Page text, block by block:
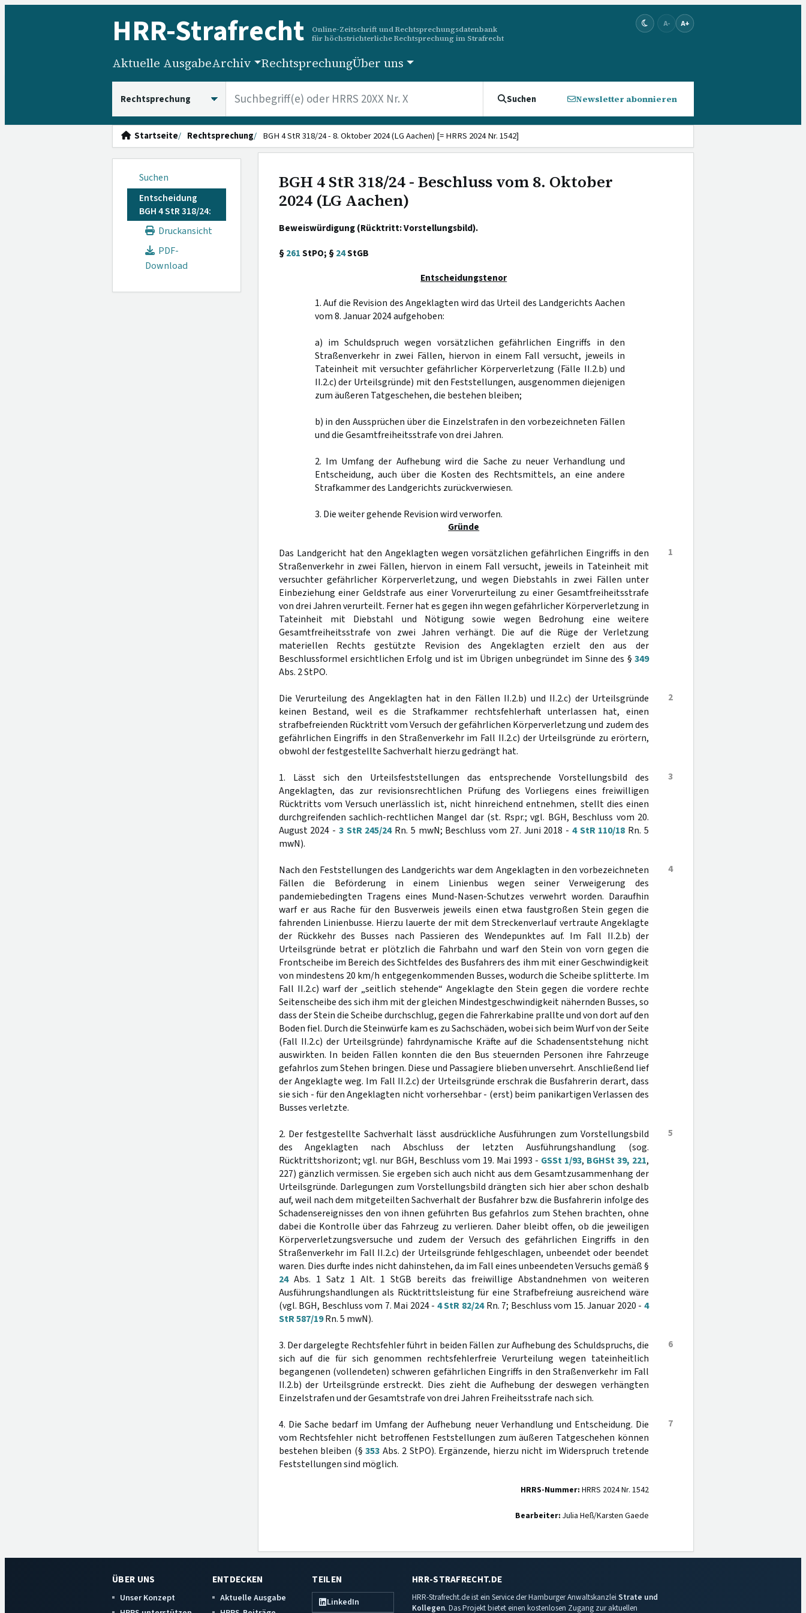
HRR-Strafrecht
Online-Zeitschrift und Rechtsprechungsdatenbank
für höchstrichterliche Rechtsprechung im Strafrecht
A- A+
Aktuelle AusgabeArchiv RechtsprechungÜber uns
Suchen Newsletter abonnieren
Startseite Rechtsprechung BGH 4 StR 318/24 - 8. Oktober 2024 (LG Aachen) [= HRRS 2024 Nr. 1542]
Suchen
Entscheidung
BGH 4 StR 318/24:
Druckansicht
PDF-
Download
BGH 4 StR 318/24 - Beschluss vom 8. Oktober
2024 (LG Aachen)
Beweiswürdigung (Rücktritt: Vorstellungsbild).
§261StPO; §24StGB
Entscheidungstenor
1. Auf die Revision des Angeklagten wird das Urteil des Landgerichts Aachen
vom 8. Januar 2024 aufgehoben:
a) im Schuldspruch wegen vorsätzlichen gefährlichen Eingriffs in den
Straßenverkehr in zwei Fällen, hiervon in einem Fall versucht, jeweils in
Tateinheit mit versuchter gefährlicher Körperverletzung (Fälle II.2.b) und
II.2.c) der Urteilsgründe) mit den Feststellungen, ausgenommen diejenigen
zum äußeren Tatgeschehen, die bestehen bleiben;
b) in den Aussprüchen über die Einzelstrafen in den vorbezeichneten Fällen
und die Gesamtfreiheitsstrafe von drei Jahren.
2. Im Umfang der Aufhebung wird die Sache zu neuer Verhandlung und
Entscheidung, auch über die Kosten des Rechtsmittels, an eine andere
Strafkammer des Landgerichts zurückverwiesen.
3. Die weiter gehende Revision wird verworfen.
Gründe
1
Das Landgericht hat den Angeklagten wegen vorsätzlichen gefährlichen Eingriffs in den
Straßenverkehr in zwei Fällen, hiervon in einem Fall versucht, jeweils in Tateinheit mit
versuchter gefährlicher Körperverletzung, und wegen Diebstahls in zwei Fällen unter
Einbeziehung einer Geldstrafe aus einer Vorverurteilung zu einer Gesamtfreiheitsstrafe
von drei Jahren verurteilt. Ferner hat es gegen ihn wegen gefährlicher Körperverletzung in
Tateinheit mit Diebstahl und Nötigung sowie wegen Bedrohung eine weitere
Gesamtfreiheitsstrafe von zwei Jahren verhängt. Die auf die Rüge der Verletzung
materiellen Rechts gestützte Revision des Angeklagten erzielt den aus der
Beschlussformel ersichtlichen Erfolg und ist im Übrigen unbegründet im Sinne des § 349
Abs. 2 StPO.
2
Die Verurteilung des Angeklagten hat in den Fällen II.2.b) und II.2.c) der Urteilsgründe
keinen Bestand, weil es die Strafkammer rechtsfehlerhaft unterlassen hat, einen
strafbefreienden Rücktritt vom Versuch der gefährlichen Körperverletzung und zudem des
gefährlichen Eingriffs in den Straßenverkehr im Fall II.2.c) der Urteilsgründe zu erörtern,
obwohl der festgestellte Sachverhalt hierzu gedrängt hat.
3
1. Lässt sich den Urteilsfeststellungen das entsprechende Vorstellungsbild des
Angeklagten, das zur revisionsrechtlichen Prüfung des Vorliegens eines freiwilligen
Rücktritts vom Versuch unerlässlich ist, nicht hinreichend entnehmen, stellt dies einen
durchgreifenden sachlich-rechtlichen Mangel dar (st. Rspr.; vgl. BGH, Beschluss vom 20.
August 2024 - 3 StR 245/24Rn. 5 mwN; Beschluss vom 27. Juni 2018 - 4 StR 110/18 Rn. 5
mwN).
4
Nach den Feststellungen des Landgerichts war dem Angeklagten in den vorbezeichneten
Fällen die Beförderung in einem Linienbus wegen seiner Verweigerung des
pandemiebedingten Tragens eines Mund-Nasen-Schutzes verwehrt worden. Daraufhin
warf er aus Rache für den Busverweis jeweils einen etwa faustgroßen Stein gegen die
fahrenden Linienbusse. Hierzu lauerte der mit dem Streckenverlauf vertraute Angeklagte
der Rückkehr des Busses nach Passieren des Wendepunktes auf. Im Fall II.2.b) der
Urteilsgründe betrat er plötzlich die Fahrbahn und warf den Stein von vorn gegen die
Frontscheibe im Bereich des Sichtfeldes des Busfahrers des ihm mit einer Geschwindigkeit
von mindestens 20 km/h entgegenkommenden Busses, wodurch die Scheibe splitterte. Im
Fall II.2.c) warf der „seitlich stehende“ Angeklagte den Stein gegen die vordere rechte
Seitenscheibe des sich ihm mit der gleichen Mindestgeschwindigkeit nähernden Busses, so
dass der Stein die Scheibe durchschlug, gegen die Fahrerkabine prallte und von dort auf den
Boden fiel. Durch die Steinwürfe kam es zu Sachschäden, wobei sich beim Wurf von der Seite
(Fall II.2.c) der Urteilsgründe) fahrdynamische Kräfte auf die Schadensentstehung nicht
auswirkten. In beiden Fällen konnten die den Bus steuernden Personen ihre Fahrzeuge
gefahrlos zum Stehen bringen. Diese und Passagiere blieben unversehrt. Anschließend lief
der Angeklagte weg. Im Fall II.2.c) der Urteilsgründe erschrak die Busfahrerin derart, dass
sie sich - für den Angeklagten nicht vorhersehbar - (erst) beim panikartigen Verlassen des
Busses verletzte.
5
2. Der festgestellte Sachverhalt lässt ausdrückliche Ausführungen zum Vorstellungsbild
des Angeklagten nach Abschluss der letzten Ausführungshandlung (sog.
Rücktrittshorizont; vgl. nur BGH, Beschluss vom 19. Mai 1993 - GSSt 1/93, BGHSt 39, 221,
227) gänzlich vermissen. Sie ergeben sich auch nicht aus dem Gesamtzusammenhang der
Urteilsgründe. Darlegungen zum Vorstellungsbild drängten sich hier aber schon deshalb
auf, weil nach dem mitgeteilten Sachverhalt der Busfahrer bzw. die Busfahrerin infolge des
Schadensereignisses den von ihnen geführten Bus gefahrlos zum Stehen brachten, ohne
dabei die Kontrolle über das Fahrzeug zu verlieren. Daher bleibt offen, ob die jeweiligen
Körperverletzungsversuche und zudem der Versuch des gefährlichen Eingriffs in den
Straßenverkehr im Fall II.2.c) der Urteilsgründe fehlgeschlagen, unbeendet oder beendet
waren. Dies durfte indes nicht dahinstehen, da im Fall eines unbeendeten Versuchs gemäß §
24Abs. 1 Satz 1 Alt. 1 StGB bereits das freiwillige Abstandnehmen von weiteren
Ausführungshandlungen als Rücktrittsleistung für eine Strafbefreiung ausreichend wäre
(vgl. BGH, Beschluss vom 7. Mai 2024 - 4 StR 82/24Rn. 7; Beschluss vom 15. Januar 2020 -4
StR 587/19Rn. 5 mwN).
6
3. Der dargelegte Rechtsfehler führt in beiden Fällen zur Aufhebung des Schuldspruchs, die
sich auf die für sich genommen rechtsfehlerfreie Verurteilung wegen tateinheitlich
begangenen (vollendeten) schweren gefährlichen Eingriffs in den Straßenverkehr im Fall
II.2.b) der Urteilsgründe erstreckt. Dies zieht die Aufhebung der deswegen verhängten
Einzelstrafen und der Gesamtstrafe von drei Jahren Freiheitsstrafe nach sich.
7
4. Die Sache bedarf im Umfang der Aufhebung neuer Verhandlung und Entscheidung. Die
vom Rechtsfehler nicht betroffenen Feststellungen zum äußeren Tatgeschehen können
bestehen bleiben (§353 Abs. 2 StPO). Ergänzende, hierzu nicht im Widerspruch tretende
Feststellungen sind möglich.
HRRS-Nummer: HRRS 2024 Nr. 1542
Bearbeiter: Julia Heß/Karsten Gaede
ÜBER UNS
Unser Konzept
ENTDECKEN
Aktuelle Ausgabe
TEILEN
LinkedIn
HRR-STRAFRECHT.DE
HRR-Strafrecht.de ist ein Service der Hamburger Anwaltskanzlei Strate und
Kollegen. Das Projekt bietet einen kostenlosen Zugang zur aktuellen